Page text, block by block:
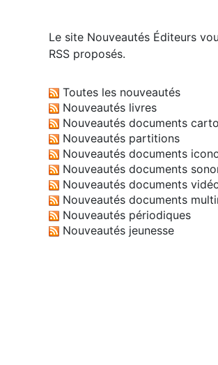
Le site Nouveautés Éditeurs
RSS proposés.
Toutes les nouveautés
Nouveautés livres
Nouveautés documents
Nouveautés partitions
Nouveautés documents
Nouveautés documents
Nouveautés documents
Nouveautés documents
Nouveautés périodiques
Nouveautés jeunesse